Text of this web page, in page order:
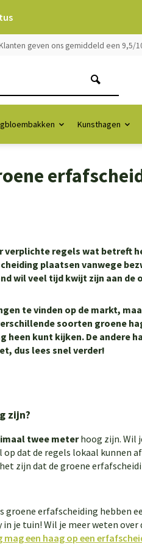
geven ons gemiddeld een 9,5/
Kunsthagen
verplichte regels wat betreft
plaatsen vanwege
wil veel tijd kwijt zijn aan
te vinden op de markt,
soorten groene
heen kunt kijken. De andere
dus lees snel verder!
zijn?
twee meterhoog zijn. Wil
dat de regels lokaal kunnen
zijn dat de groene
groene erfafscheiding hebben
je tuin! Wil je meer weten over
mag een haag op een